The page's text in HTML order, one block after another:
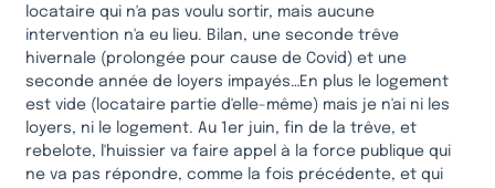
locataire qui n'a pas voulu sortir, mais aucune
intervention n'a eu lieu. Bilan, une seconde trêve
hivernale (prolongée pour cause de Covid) et une
seconde année de loyers impayés…En plus le logement
est vide (locataire partie d'elle-même) mais je n'ai ni les
loyers, ni le logement. Au 1er juin, fin de la trêve, et
rebelote, l'huissier va faire appel à la force publique qui
ne va pas répondre, comme la fois précédente, et qui